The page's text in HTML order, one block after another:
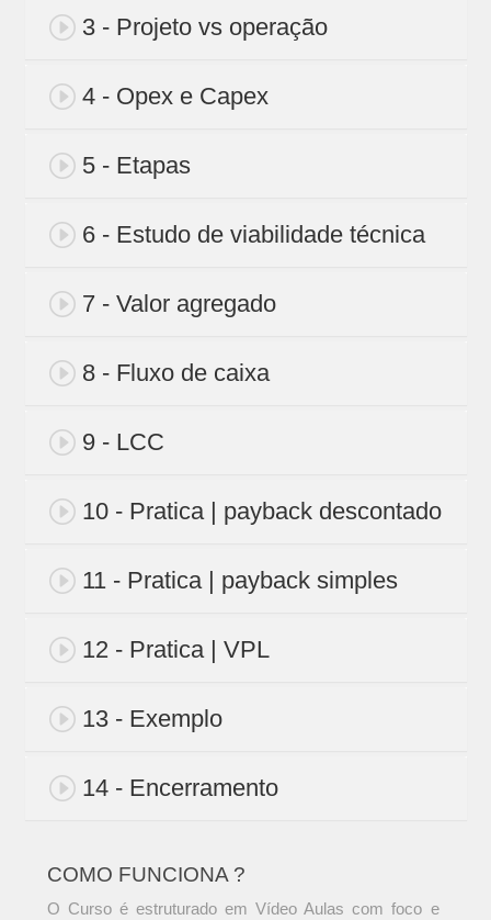
3 - Projeto vs operação
4 - Opex e Capex
5 - Etapas
6 - Estudo de viabilidade técnica
7 - Valor agregado
8 - Fluxo de caixa
9 - LCC
10 - Pratica | payback descontado
11 - Pratica | payback simples
12 - Pratica | VPL
13 - Exemplo
14 - Encerramento
COMO FUNCIONA ?
O Curso é estruturado em Vídeo Aulas com foco e